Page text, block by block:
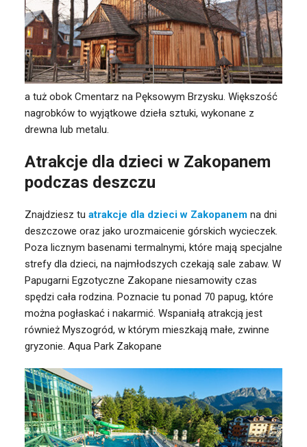
a tuż obok Cmentarz na Pęksowym Brzysku. Większość
nagrobków to wyjątkowe dzieła sztuki, wykonane z
drewna lub metalu.
Atrakcje dla dzieci w Zakopanem
podczas deszczu
Znajdziesz tu atrakcje dla dzieci w Zakopanem na dni
deszczowe oraz jako urozmaicenie górskich wycieczek.
Poza licznym basenami termalnymi, które mają specjalne
strefy dla dzieci, na najmłodszych czekają sale zabaw. W
Papugarni Egzotyczne Zakopane niesamowity czas
spędzi cała rodzina. Poznacie tu ponad 70 papug, które
można pogłaskać i nakarmić. Wspaniałą atrakcją jest
również Myszogród, w którym mieszkają małe, zwinne
gryzonie. Aqua Park Zakopane